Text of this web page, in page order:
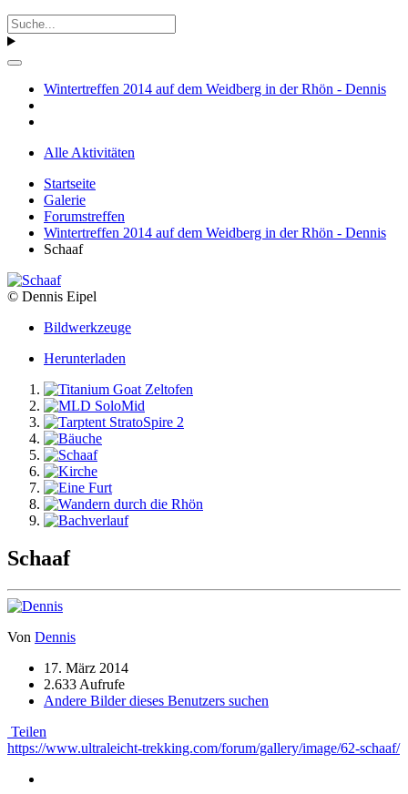
Wintertreffen 2014 auf dem Weidberg in der Rhön - Dennis
Alle Aktivitäten
Startseite
Galerie
Forumstreffen
Wintertreffen 2014 auf dem Weidberg in der Rhön - Dennis
Schaaf
© Dennis Eipel
Bildwerkzeuge
Herunterladen
Schaaf
Von Dennis
17. März 2014
2.633 Aufrufe
Andere Bilder dieses Benutzers suchen
Teilen
https://www.ultraleicht-trekking.com/forum/gallery/image/62-schaaf/